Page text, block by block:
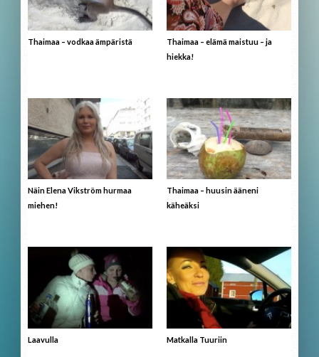
Thaimaa – vodkaa ämpäristä
Thaimaa – elämä maistuu – ja
hiekka!
Näin Elena Vikström hurmaa
miehen!
Thaimaa – huusin ääneni
käheäksi
Laavulla Matkalla Tuuriin